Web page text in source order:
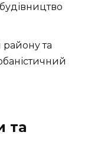
району та
та